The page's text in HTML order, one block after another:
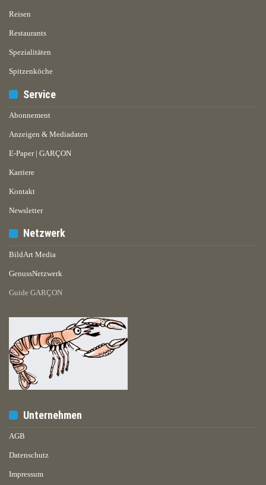
Reisen
Restaurants
Spezialitäten
Spitzenköche
Service
Abonnement
Anzeigen & Mediadaten
E-Paper | GARÇON
Karriere
Kontakt
Newsletter
Netzwerk
BildArt Media
GenussNetzwerk
Guide GARÇON
Unternehmen
AGB
Datenschutz
Impressum